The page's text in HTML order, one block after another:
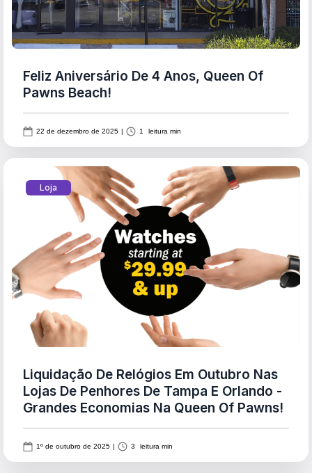
Feliz Aniversário De 4 Anos, Queen Of
Pawns Beach!
22 de dezembro de 2025 | 1 leitura min
Loja
Liquidação De Relógios Em Outubro Nas
Lojas De Penhores De Tampa E Orlando -
Grandes Economias Na Queen Of Pawns!
1º de outubro de 2025 | 3 leitura min